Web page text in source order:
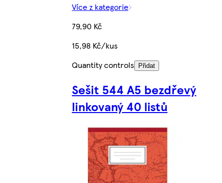
Více z kategorie
79,90 Kč
15,98 Kč/kus
Quantity controls
Přidat
Sešit 544 A5 bezdřevý
linkovaný 40 listů